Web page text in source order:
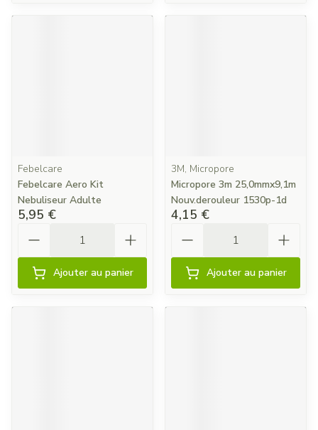
Febelcare
Febelcare Aero Kit
Nebuliseur Adulte
5,95 €
Ajouter au panier
3M, Micropore
Micropore 3m 25,0mmx9,1m
Nouv.derouleur 1530p-1d
4,15 €
Ajouter au panier